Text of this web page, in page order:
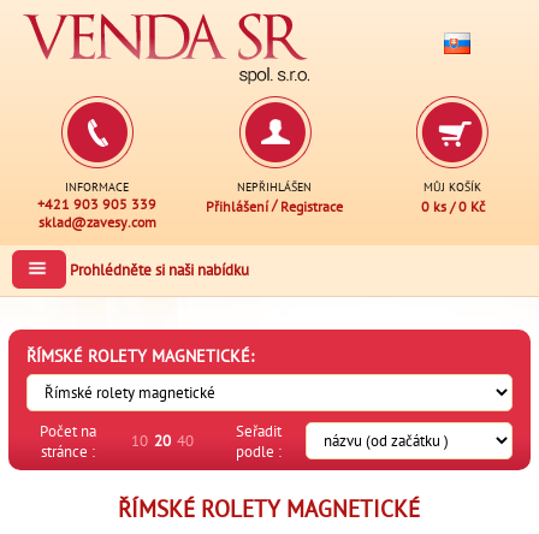
INFORMACE
+421 903 905 339
sklad@zavesy.com
NEPŘIHLÁŠEN
Přihlášení/ Registrace
MŮJ KOŠÍK
0 ks/0 Kč
Prohlédněte si naši nabídku
ŘÍMSKÉ ROLETY MAGNETICKÉ:
Počet na
stránce :
10 20 40
Seřadit
podle :
ŘÍMSKÉ ROLETY MAGNETICKÉ